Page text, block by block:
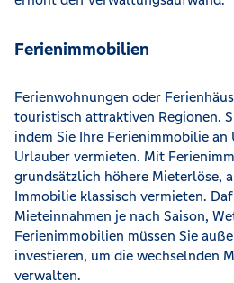
Ferienimmobilien
Ferienwohnungen oder
touristisch attraktiven Regionen.
indem Sie Ihre Ferienimmobilie
Urlauber vermieten. Mit
grundsätzlich höhere Mieterlöse,
Immobilie klassisch vermieten.
Mieteinnahmen je nach Saison,
Ferienimmobilien müssen Sie
investieren, um die wechselnden
verwalten.